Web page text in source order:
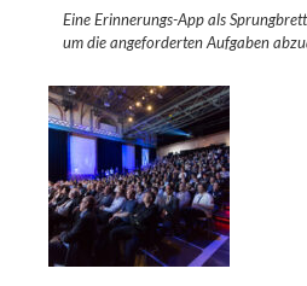
Eine Erinnerungs-App als
um die angeforderten Aufgaben